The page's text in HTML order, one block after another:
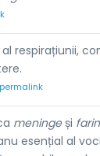
respirațiunii,
permalink
meningeși
esențial al